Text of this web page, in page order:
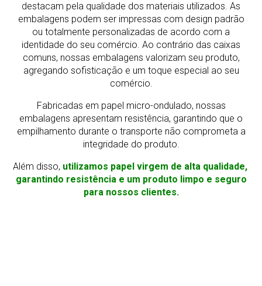
destacam pela qualidade dos materiais utilizados. As
embalagens podem ser impressas com design padrão
ou totalmente personalizadas de acordo com a
identidade do seu comércio. Ao contrário das caixas
comuns, nossas embalagens valorizam seu produto,
agregando sofisticação e um toque especial ao seu
comércio.
Fabricadas em papel micro-ondulado, nossas
embalagens apresentam resistência, garantindo que o
empilhamento durante o transporte não comprometa a
integridade do produto.
Além disso, utilizamos papel virgem de alta qualidade,
garantindo resistência e um produto limpo e seguro
para nossos clientes.